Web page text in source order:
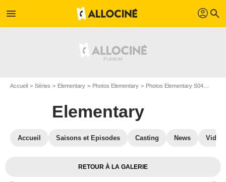
menu profil search
Accueil Séries Elementary Photos Elementary Photos Elementary S04
Elementary
Accueil Saisons et Episodes Casting News
RETOUR À LA GALERIE